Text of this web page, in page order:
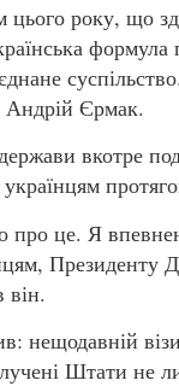
року, що
Андрій Єрмак.
вкотре
про це. Я
Президенту
він.
нещодавній
Штати не